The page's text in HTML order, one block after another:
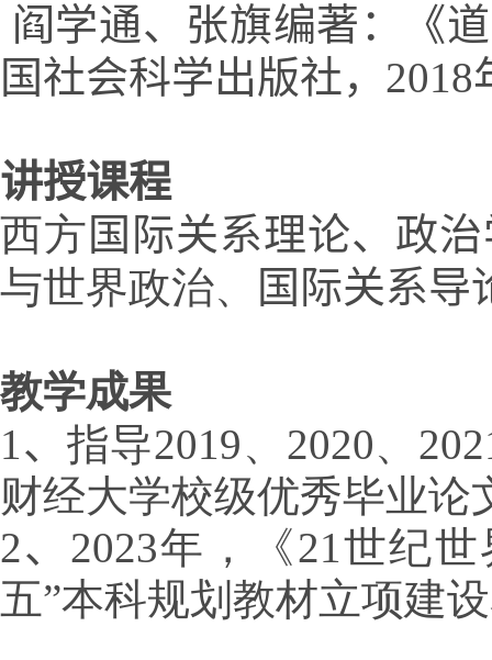
阎学通、张旗编著 ：
《
国社会科学出版社， 2018
讲授课程
西方国际关系理论、 政
与世界政治、
国际关系导
教学成果
指导2019、2020、
财经大学校级优秀毕业论
2023年，《21世纪
五”本科规划教材立项建